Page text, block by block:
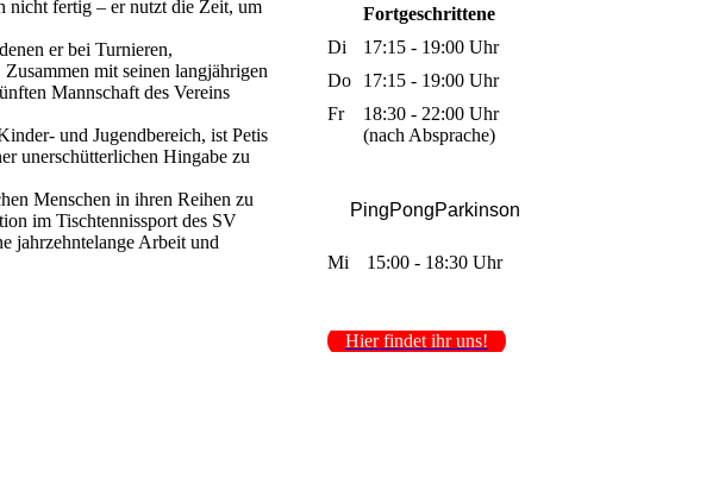
nicht fertig – er nutzt die Zeit, um
er bei Turnieren,
mit seinen langjährigen
Mannschaft des Vereins
und Jugendbereich, ist Petis
unerschütterlichen Hingabe zu
Menschen in ihren Reihen zu
im Tischtennissport des SV
jahrzehntelange Arbeit und
Fortgeschrittene
Di
17:15 - 19:00 Uhr
Do
17:15 - 19:00 Uhr
Fr
18:30 - 22:00 Uhr
(nach Absprache)
PingPongParkinson
Mi 15:00 - 18:30 Uhr
Hier findet ihr uns!